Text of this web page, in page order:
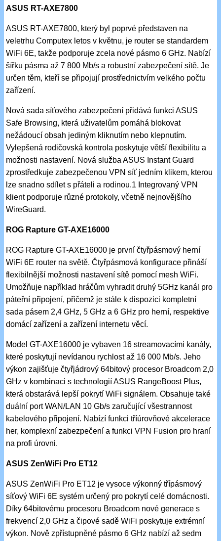
ASUS RT-AXE7800
ASUS RT-AXE7800, který byl poprvé představen na
veletrhu Computex letos v květnu, je router se standardem
WiFi 6E, takže podporuje zcela nové pásmo 6 GHz. Nabízí
šířku pásma až 7 800 Mb/s a robustní zabezpečení sítě. Je
určen těm, kteří se připojují prostřednictvím velkého počtu
zařízení.
Nová sada síťového zabezpečení přidává funkci ASUS
Safe Browsing, která uživatelům pomáhá blokovat
nežádoucí obsah jediným kliknutím nebo klepnutím.
Vylepšená rodičovská kontrola poskytuje větší flexibilitu a
možnosti nastavení. Nová služba ASUS Instant Guard
zprostředkuje zabezpečenou VPN síť jedním klikem, kterou
lze snadno sdílet s přáteli a rodinou.1 Integrovaný VPN
klient podporuje různé protokoly, včetně nejnovějšího
WireGuard.
ROG Rapture GT-AXE16000
ROG Rapture GT-AXE16000 je první čtyřpásmový herní
WiFi 6E router na světě. Čtyřpásmová konfigurace přináší
flexibilnější možnosti nastavení sítě pomocí mesh WiFi.
Umožňuje například hráčům vyhradit druhý 5GHz kanál pro
páteřní připojení, přičemž je stále k dispozici kompletní
sada pásem 2,4 GHz, 5 GHz a 6 GHz pro herní, respektive
domácí zařízení a zařízení internetu věcí.
Model GT-AXE16000 je vybaven 16 streamovacími kanály,
které poskytují nevídanou rychlost až 16 000 Mb/s. Jeho
výkon zajišťuje čtyřjádrový 64bitový procesor Broadcom 2,0
GHz v kombinaci s technologií ASUS RangeBoost Plus,
která obstarává lepší pokrytí WiFi signálem. Obsahuje také
duální port WAN/LAN 10 Gb/s zaručující všestrannost
kabelového připojení. Nabízí funkci tříúrovňové akcelerace
her, komplexní zabezpečení a funkci VPN Fusion pro hraní
na profi úrovni.
ASUS ZenWiFi Pro ET12
ASUS ZenWiFi Pro ET12 je vysoce výkonný třípásmový
síťový WiFi 6E systém určený pro pokrytí celé domácnosti.
Díky 64bitovému procesoru Broadcom nové generace s
frekvencí 2,0 GHz a čipové sadě WiFi poskytuje extrémní
výkon. Nově zpřístupněné pásmo 6 GHz nabízí až sedm